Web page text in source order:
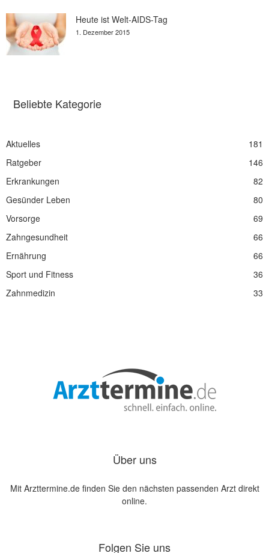
Heute ist Welt-AIDS-Tag
1. Dezember 2015
Beliebte Kategorie
Aktuelles
181
Ratgeber
146
Erkrankungen
82
Gesünder Leben
80
Vorsorge
69
Zahngesundheit
66
Ernährung
66
Sport und Fitness
36
Zahnmedizin
33
Über uns
Mit Arzttermine.de finden Sie den nächsten passenden Arzt direkt
online.
Folgen Sie uns